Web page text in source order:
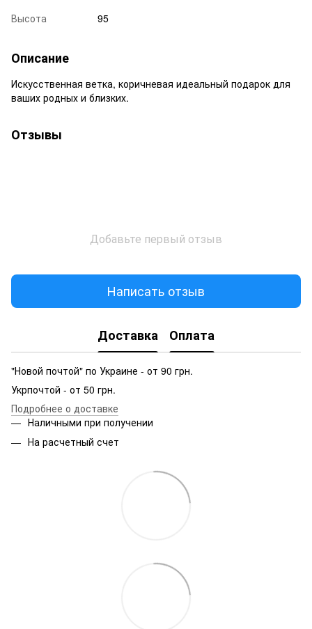
Высота 95
Описание
Искусственная ветка, коричневая идеальный подарок для
ваших родных и близких.
Отзывы
Добавьте первый отзыв
Написать отзыв
Доставка Оплата
"Новой почтой" по Украине - от 90 грн.
Укрпочтой - от 50 грн.
Подробнее о доставке
Наличными при получении
На расчетный счет